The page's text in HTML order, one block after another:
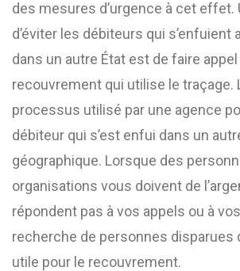
des mesures d’urgence à cet effet.
d’éviter les débiteurs qui s’enfuient
dans un autre État est de faire
recouvrement qui utilise le traçage.
processus utilisé par une agence
débiteur qui s’est enfui dans un
géographique. Lorsque des
organisations vous doivent de
répondent pas à vos appels ou à
recherche de personnes disparues
utile pour le recouvrement.